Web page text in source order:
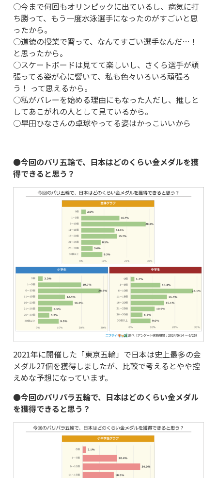
○今まで何回もオリンピックに出ているし、病気に打
ち勝って、もう一度水泳選手になったのがすごいと思
ったから。
○道徳の授業で習って、なんてすごい選手なんだ…！
と思ったから。
○スケートボードは見てて楽しいし、さくら選手が頑
張ってる姿が心に響いて、私も色々いろいろ頑張ろ
う！ って思えるから。
○私がバレーを始める理由にもなった人だし、推しと
してあこがれの人として見ているから。
○早田ひなさんの卓球やってる姿はかっこいいから
●今回のパリ五輪で、日本はどのくらい金メダルを獲
得できると思う？
2021年に開催した「東京五輪」で日本は史上最多の金
メダル27個を獲得しましたが、比較で考えるとやや控
えめな予想になっています。
●今回のパリパラ五輪で、日本はどのくらい金メダル
を獲得できると思う？